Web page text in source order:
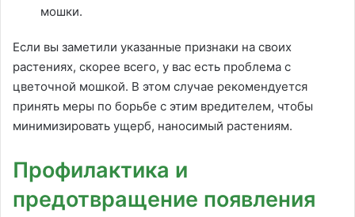
мошки.
Если вы заметили указанные признаки на своих
растениях, скорее всего, у вас есть проблема с
цветочной мошкой. В этом случае рекомендуется
принять меры по борьбе с этим вредителем, чтобы
минимизировать ущерб, наносимый растениям.
Профилактика и
предотвращение появления